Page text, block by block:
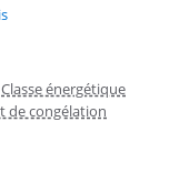
Classe énergétique
de congélation